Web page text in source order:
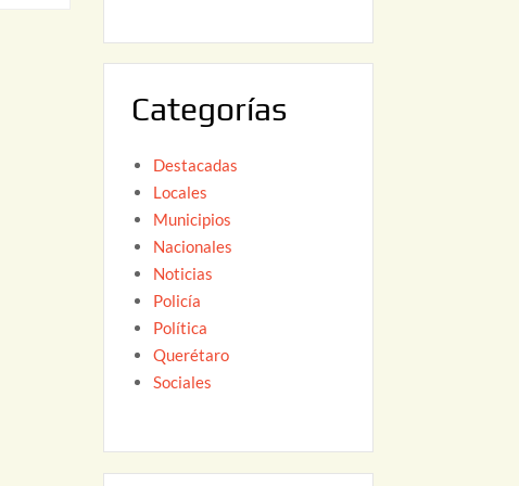
2
Categorías
Destacadas
Locales
Municipios
Nacionales
Noticias
Policía
Política
Querétaro
Sociales